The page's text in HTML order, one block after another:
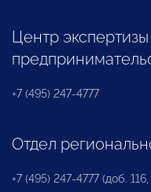
Центр
+7 (495) 247-4777
Отдел
+7 (495) 247-4777 (доб. 116,